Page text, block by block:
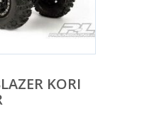
KORI